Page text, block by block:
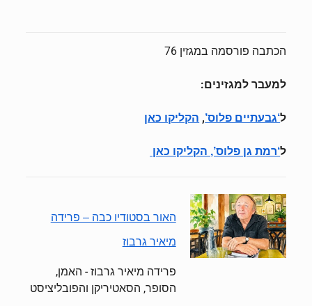
הכתבה פורסמה במגזין 76
למעבר למגזינים:
ל‘גבעתיים פלוס’, הקליקו כאן
ל‘רמת גן פלוס’, הקליקו כאן
האור בסטודיו כבה – פרידה
מיאיר גרבוז
פרידה מיאיר גרבוז - האמן,
הסופר, הסאטיריקן והפובליציסט